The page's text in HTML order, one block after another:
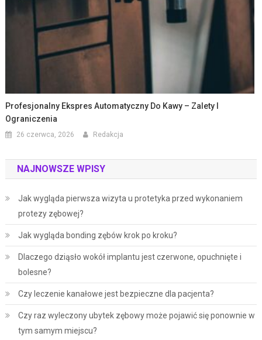
Profesjonalny Ekspres Automatyczny Do Kawy – Zalety I
Ograniczenia
26 czerwca, 2026 Redakcja
NAJNOWSZE WPISY
Jak wygląda pierwsza wizyta u protetyka przed wykonaniem
protezy zębowej?
Jak wygląda bonding zębów krok po kroku?
Dlaczego dziąsło wokół implantu jest czerwone, opuchnięte i
bolesne?
Czy leczenie kanałowe jest bezpieczne dla pacjenta?
Czy raz wyleczony ubytek zębowy może pojawić się ponownie w
tym samym miejscu?